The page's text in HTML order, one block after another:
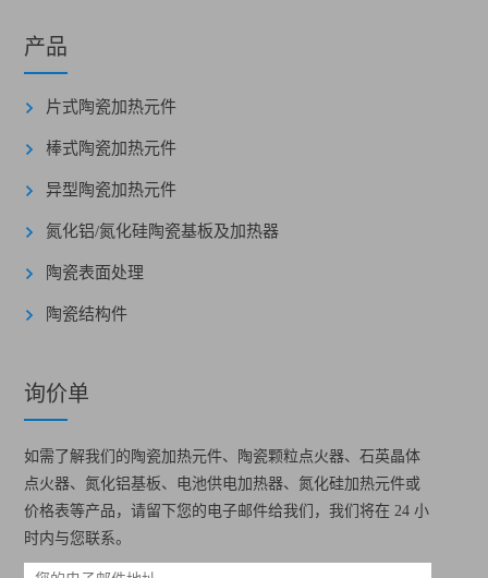
产品
片式陶瓷加热元件
棒式陶瓷加热元件
异型陶瓷加热元件
氮化铝/氮化硅陶瓷基板及加热器
陶瓷表面处理
陶瓷结构件
询价单
如需了解我们的陶瓷加热元件、陶瓷颗粒点火器、石英晶体
点火器、氮化铝基板、电池供电加热器、氮化硅加热元件或
价格表等产品，请留下您的电子邮件给我们，我们将在 24 小
时内与您联系。